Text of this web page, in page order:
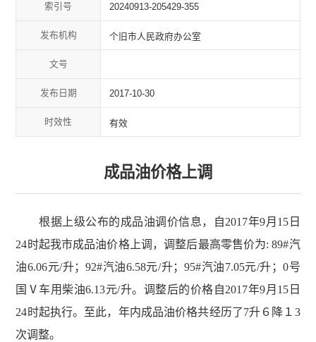
索引号 20240913-205429-355
发布机构 个旧市人民政府办公室
文号
发布日期 2017-10-30
时效性 有效
成品油价格上调
根据上级公布的成品油调价信息，自2017年9月15日
24时起我市成品油价格上调，调整后最高零售价为: 89#汽
油6.06元/升；92#汽油6.58元/升；95#汽油7.05元/升；0号
国Ⅴ车用柴油6.13元/升。调整后的价格自2017年9月15日
24时起执行。至此，年内成品油价格共经历了7升６降１3
次调整。